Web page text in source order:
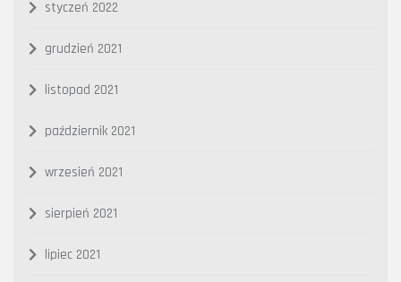
styczeń 2022
grudzień 2021
listopad 2021
październik 2021
wrzesień 2021
sierpień 2021
lipiec 2021